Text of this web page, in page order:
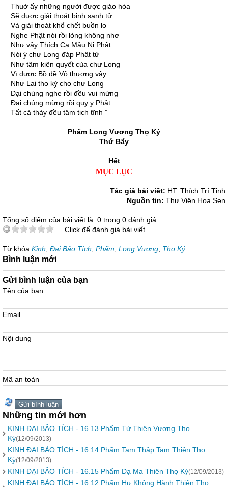
Thuở ấy những người được giáo hóa
Sẽ được giải thoát bịnh sanh tử
Và giải thoát khổ chết buồn lo
Nghe Phật nói rồi lòng không nhơ
Như vậy Thích Ca Mâu Ni Phật
Nói ý chư Long đáp Phật tử
Như tâm kiên quyết của chư Long
Vì được Bồ đề Vô thượng vậy
Như Lai thọ ký cho chư Long
Ðại chúng nghe rồi đều vui mừng
Ðại chúng mừng rồi quy y Phật
Tất cả thảy đều tâm tịch tĩnh ”
Phẩm Long Vương Thọ Ký
Thứ Bẩy
Hết
MỤC LỤC
Tác giả bài viết: HT. Thích Trí Tịnh
Nguồn tin: Thư Viện Hoa Sen
Tổng số điểm của bài viết là: 0 trong 0 đánh giá
Click để đánh giá bài viết
Từ khóa:Kinh Đại Bảo Tích Phẩm Long Vương Thọ Ký
Bình luận mới
Gửi bình luận của bạn
Tên của bạn
Email
Nội dung
Mã an toàn
Những tin mới hơn
KINH ĐẠI BẢO TÍCH - 16.13 Phẩm Tứ Thiên Vương Thọ
Ký(12/09/2013)
KINH ĐẠI BẢO TÍCH - 16.14 Phẩm Tam Thập Tam Thiên Thọ
Ký(12/09/2013)
KINH ĐẠI BẢO TÍCH - 16.15 Phẩm Dạ Ma Thiên Thọ Ký(12/09/2013)
KINH ĐẠI BẢO TÍCH - 16.12 Phẩm Hư Không Hành Thiên Thọ